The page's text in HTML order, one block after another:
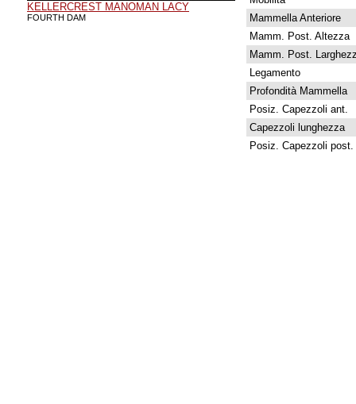
KELLERCREST MANOMAN LACY
FOURTH DAM
Mammella Anteriore
Mamm. Post. Altezza
Mamm. Post.
Legamento
Profondità Mammella
Posiz. Capezzoli ant.
Capezzoli lunghezza
Posiz. Capezzoli post.